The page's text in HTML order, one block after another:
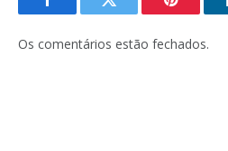
FacebookTwitter Pinterest
Os comentários estão fechados.